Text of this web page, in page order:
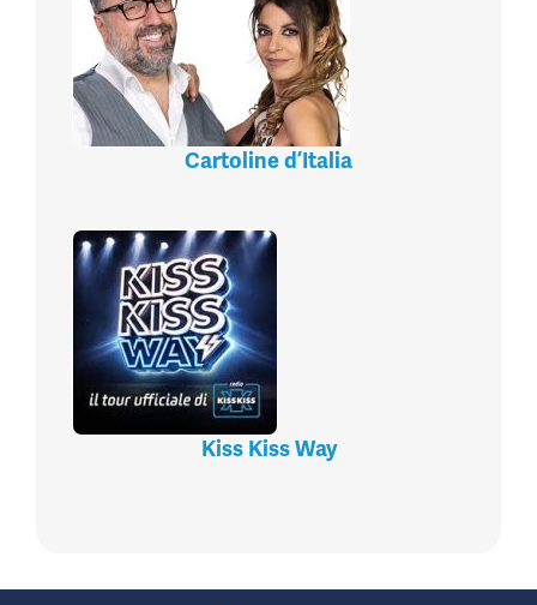
Cartoline d’Italia
Kiss Kiss Way